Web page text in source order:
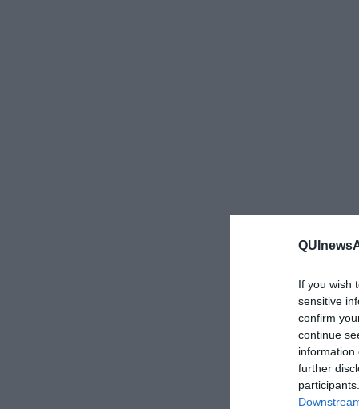
If you wish
sensitive
confirm
continue
information
further